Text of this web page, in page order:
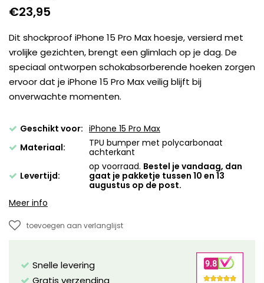
€23,95
Dit shockproof iPhone 15 Pro Max hoesje, versierd met
vrolijke gezichten, brengt een glimlach op je dag. De
speciaal ontworpen schokabsorberende hoeken zorgen
ervoor dat je iPhone 15 Pro Max veilig blijft bij
onverwachte momenten.
Geschikt voor: iPhone 15 Pro Max
Materiaal:
TPU bumper met polycarbonaat
achterkant
Levertijd:
op voorraad. Bestel je vandaag, dan
gaat je pakketje tussen 10 en 13
augustus op de post.
Meer info
toevoegen aan verlanglijst
Snelle levering
Gratis verzending